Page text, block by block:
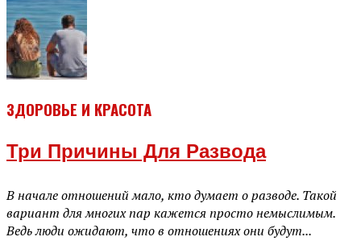
ЗДОРОВЬЕ И КРАСОТА
Три Причины Для Развода
В начале отношений мало, кто думает о разводе. Такой
вариант для многих пар кажется просто немыслимым.
Ведь люди ожидают, что в отношениях они будут...